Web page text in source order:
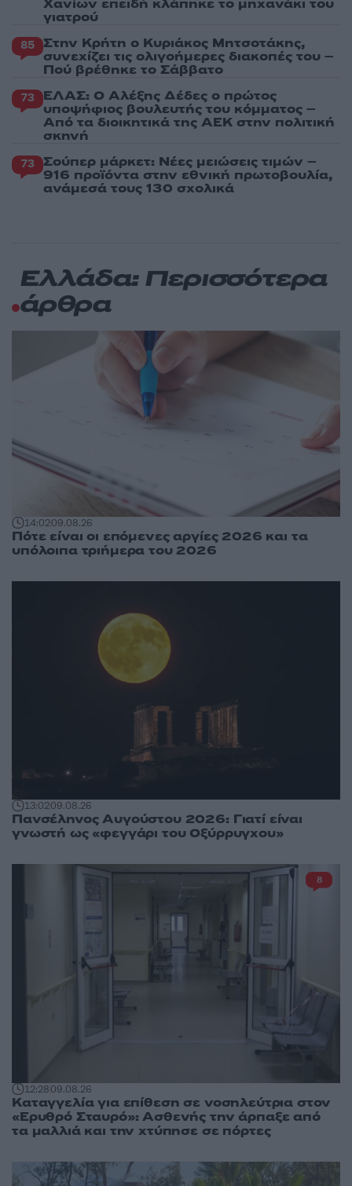
Χανίων επειδή κλάπηκε το μηχανάκι του
γιατρού
85 Στην Κρήτη ο Κυριάκος Μητσοτάκης,
συνεχίζει τις ολιγοήμερες διακοπές του –
Πού βρέθηκε το Σάββατο
73 ΕΛΑΣ: Ο Αλέξης Δέδες ο πρώτος
υποψήφιος βουλευτής του κόμματος –
Από τα διοικητικά της ΑΕΚ στην πολιτική
σκηνή
73 Σούπερ μάρκετ: Νέες μειώσεις τιμών –
916 προϊόντα στην εθνική πρωτοβουλία,
ανάμεσά τους 130 σχολικά
Ελλάδα: Περισσότερα
άρθρα
14:0209.08.26
Πότε είναι οι επόμενες αργίες 2026 και τα
υπόλοιπα τριήμερα του 2026
13:0209.08.26
Πανσέληνος Αυγούστου 2026: Γιατί είναι
γνωστή ως «φεγγάρι του Οξύρρυγχου»
12:2809.08.26
Καταγγελία για επίθεση σε νοσηλεύτρια στον
«Ερυθρό Σταυρό»: Ασθενής την άρπαξε από
τα μαλλιά και την χτύπησε σε πόρτες
8